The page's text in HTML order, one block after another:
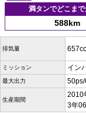
満タンでどこまで
588km
排気量 657cc
ミッション イン
最大出力
生産期間
2010
3年